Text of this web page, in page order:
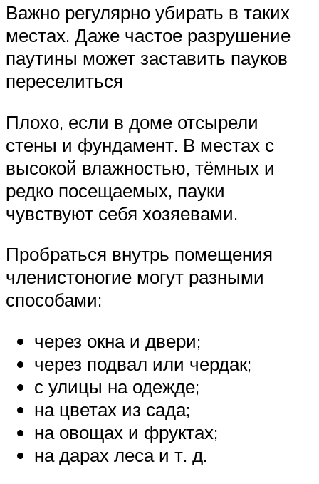
Важно регулярно убирать в таких
местах. Даже частое разрушение
паутины может заставить пауков
переселиться
Плохо, если в доме отсырели
стены и фундамент. В местах с
высокой влажностью, тёмных и
редко посещаемых, пауки
чувствуют себя хозяевами.
Пробраться внутрь помещения
членистоногие могут разными
способами:
через окна и двери;
через подвал или чердак;
с улицы на одежде;
на цветах из сада;
на овощах и фруктах;
на дарах леса и т. д.